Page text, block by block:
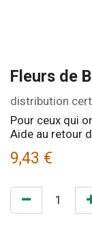
Fleurs de
distribution
Pour ceux qui
Aide au retour
9,43 €